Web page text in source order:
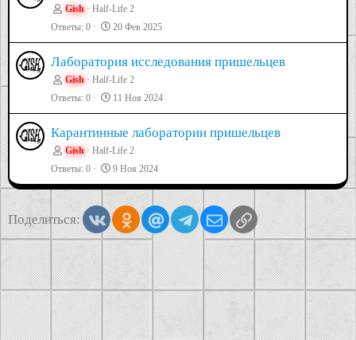
Gish
Half-Life 2
Ответы 0 20 Фев 2025
Лаборатория исследования пришельцев
Gish
Half-Life 2
Ответы 0 11 Ноя 2024
Карантинные лаборатории пришельцев
Gish
Half-Life 2
Ответы 0 9 Ноя 2024
Поделиться: VkontakteOdnoklassniki
Mail.ruTelegramЭлектронная почта
Ссылка